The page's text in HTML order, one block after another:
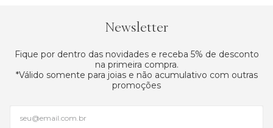
Newsletter
Fique por dentro das novidades e receba 5% de desconto
na primeira compra.
*Válido somente para joias e não acumulativo com outras
promoções